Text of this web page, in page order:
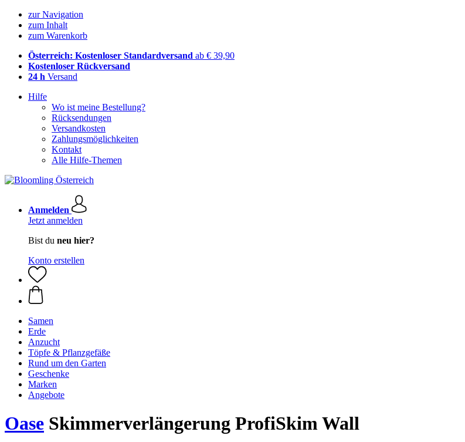
zur Navigation
zum Inhalt
zum Warenkorb
Österreich: Kostenloser Standardversand ab € 39,90
Kostenloser Rückversand
24 h Versand
Hilfe
Wo ist meine Bestellung?
Rücksendungen
Versandkosten
Zahlungsmöglichkeiten
Kontakt
Alle Hilfe-Themen
Anmelden
Jetzt anmelden
Bist du neu hier?
Konto erstellen
Samen
Erde
Anzucht
Töpfe & Pflanzgefäße
Rund um den Garten
Geschenke
Marken
Angebote
Oase Skimmerverlängerung ProfiSkim Wall